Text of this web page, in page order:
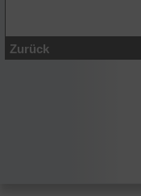
Zurück